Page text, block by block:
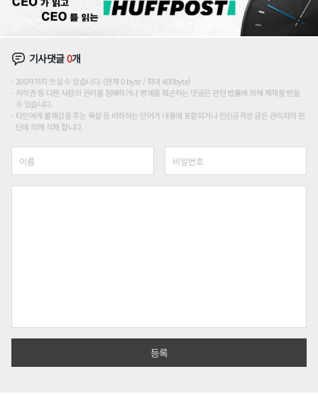
기사댓글0개
200자까지 쓰실 수 있습니다. (현재 0 byte / 최대 400byte)
저작권 등 다른 사람의 권리를 침해하거나 명예를 훼손하는 댓글은 관련 법률에 의해 제재를 받을
수 있습니다.
타인에게 불쾌감을 주는 욕설 등 비하하는 단어가 내용에 포함되거나 인신공격성 글은 관리자의 판
단에 의해 삭제 합니다.